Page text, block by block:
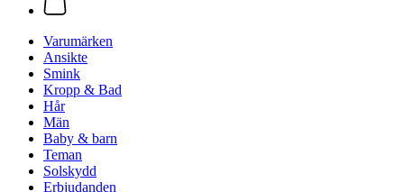
Varumärken
Ansikte
Smink
Kropp & Bad
Hår
Män
Baby & barn
Teman
Solskydd
Erbjudanden